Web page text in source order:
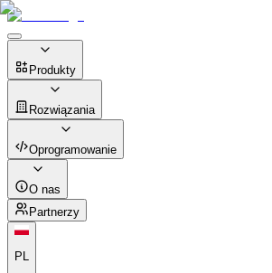
Produkty
Rozwiązania
Oprogramowanie
O nas
Partnerzy
PL